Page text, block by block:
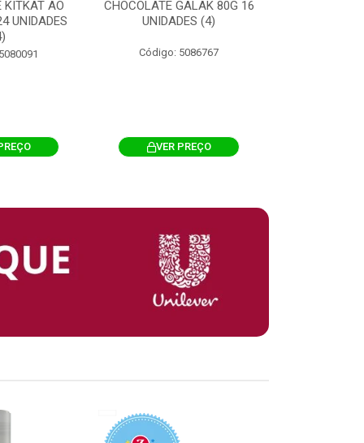
KITKAT AO
UNIDADES
CHOCOLATE GALAK 80G 16
UNIDADES (4)
Código: 5086767
VER PREÇO